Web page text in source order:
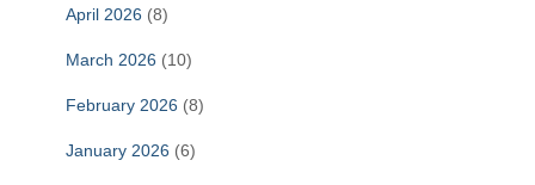
April 2026 (8)
March 2026 (10)
February 2026 (8)
January 2026 (6)